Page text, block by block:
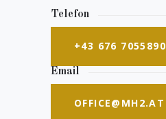
Telefon
+43 676 7055890
Email
OFFICE@MH2.AT